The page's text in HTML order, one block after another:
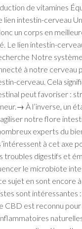
de vitamines
lien intestin-cerveau
un corps en
Le lien intestin-
Notre
à notre cerveau
cerveau. Cela
peut favoriser :
À l’inverse, un
notre flore
experts du
à cet axe
troubles digestifs et
le microbiote
sujet en sont encore
sont intéressantes
CBD est reconnu pour